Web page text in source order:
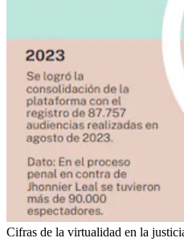
Cifras de la virtualidad en la